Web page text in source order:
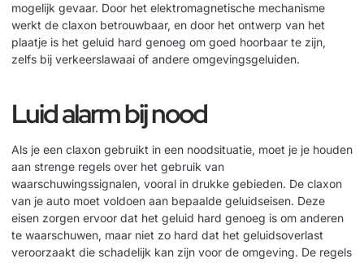
mogelijk gevaar. Door het elektromagnetische mechanisme
werkt de claxon betrouwbaar, en door het ontwerp van het
plaatje is het geluid hard genoeg om goed hoorbaar te zijn,
zelfs bij verkeerslawaai of andere omgevingsgeluiden.
Luid alarm bij nood
Als je een claxon gebruikt in een noodsituatie, moet je je houden
aan strenge regels over het gebruik van
waarschuwingssignalen, vooral in drukke gebieden. De claxon
van je auto moet voldoen aan bepaalde geluidseisen. Deze
eisen zorgen ervoor dat het geluid hard genoeg is om anderen
te waarschuwen, maar niet zo hard dat het geluidsoverlast
veroorzaakt die schadelijk kan zijn voor de omgeving. De regels